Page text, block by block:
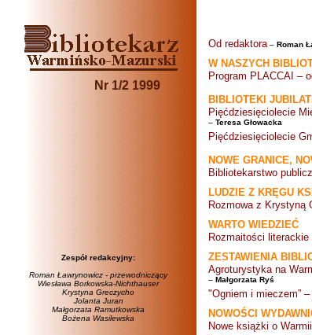
Nr 1/2 1999
Zespół redakcyjny:
Roman Ławrynowicz - przewodniczący
Wiesława Borkowska-Nichthauser
Krystyna Greczycho
Jolanta Juran
Małgorzata Ramutkowska
Bożena Wasilewska
Od redaktora – Roman
W NASZYCH
Program PLACCAI –
BIBLIOTEKI
Pięćdziesięciolecie
– Teresa Głowacka
Pięćdziesięciolecie
NOWE GRANICE,
Bibliotekarstwo
LUDZIE Z KRĘGU
Rozmowa z Krystyną
WARTO WIEDZIEĆ
Rozmaitości
ZESTAWIENIA
Agroturystyka na
– Małgorzata Ryś
"Ogniem i mieczem”
NOWOŚCI
Nowe książki o